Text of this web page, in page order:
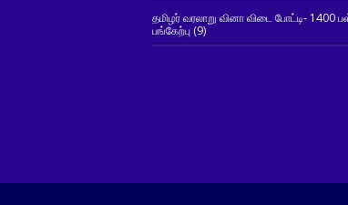
தமிழர் வரலாறு வினா விடை போட்டி-
பங்கேற்பு(9)